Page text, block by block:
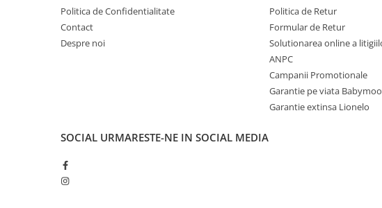
Politica de Confidentialitate
Contact
Despre noi
Politica de Retur
Formular de Retur
Solutionarea online a
ANPC
Campanii Promotionale
Garantie pe viata
Garantie extinsa Lionelo
SOCIAL URMARESTE-NE IN SOCIAL MEDIA